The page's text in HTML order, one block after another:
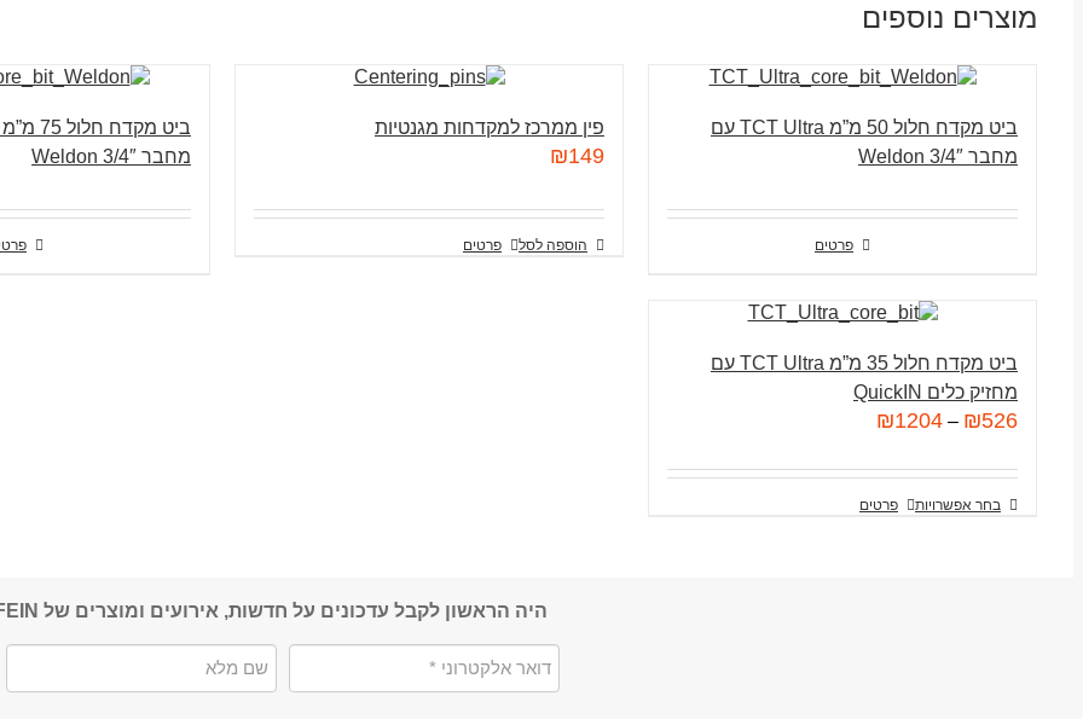
מוצרים נוספים
ביט מקדח חלול 50 מ”מ TCT Ultra עם
מחבר 3/4″ Weldon
פרטים
פין ממרכז למקדחות מגנטיות
₪149
הוספה לסל פרטים
מחבר 3/4″ Weldon
ביט מקדח חלול 35 מ”מ TCT Ultra עם
מחזיק כלים QuickIN
₪526
–
₪1204
בחר אפשרויות פרטים
היה הראשון לקבל עדכונים על חדשות, אירועים ומוצרים של FEIN